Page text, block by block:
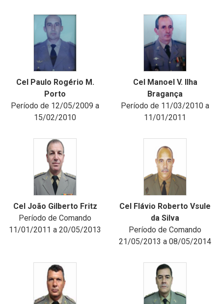
Cel Paulo Rogério M.
Porto
Período de 12/05/2009 a
15/02/2010
Cel Manoel V. Ilha
Bragança
Período de 11/03/2010 a
11/01/2011
Cel João Gilberto Fritz
Período de Comando
11/01/2011 a 20/05/2013
Cel Flávio Roberto Vsule
da Silva
Período de Comando
21/05/2013 a 08/05/2014